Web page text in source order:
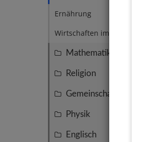
Ernährung
Wirtschaften im Haushalt
Mathematik
Religion
Gemeinschaftskunde
Physik
Englisch